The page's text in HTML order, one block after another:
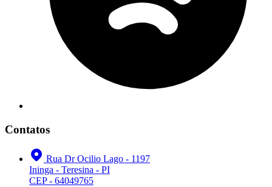
Contatos
Rua Dr Ocilio Lago - 1197
Ininga - Teresina - PI
CEP - 64049765